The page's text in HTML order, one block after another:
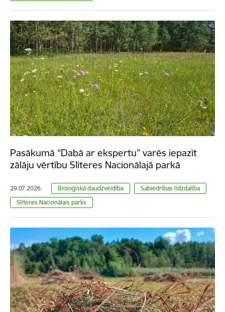
Pasākumā “Dabā ar ekspertu” varēs iepazīt
zālāju vērtību Slīteres Nacionālajā parkā
29.07.2026. Bioloģiskā daudzveidība
Sabiedrības līdzdalība
Slīteres Nacionālais parks